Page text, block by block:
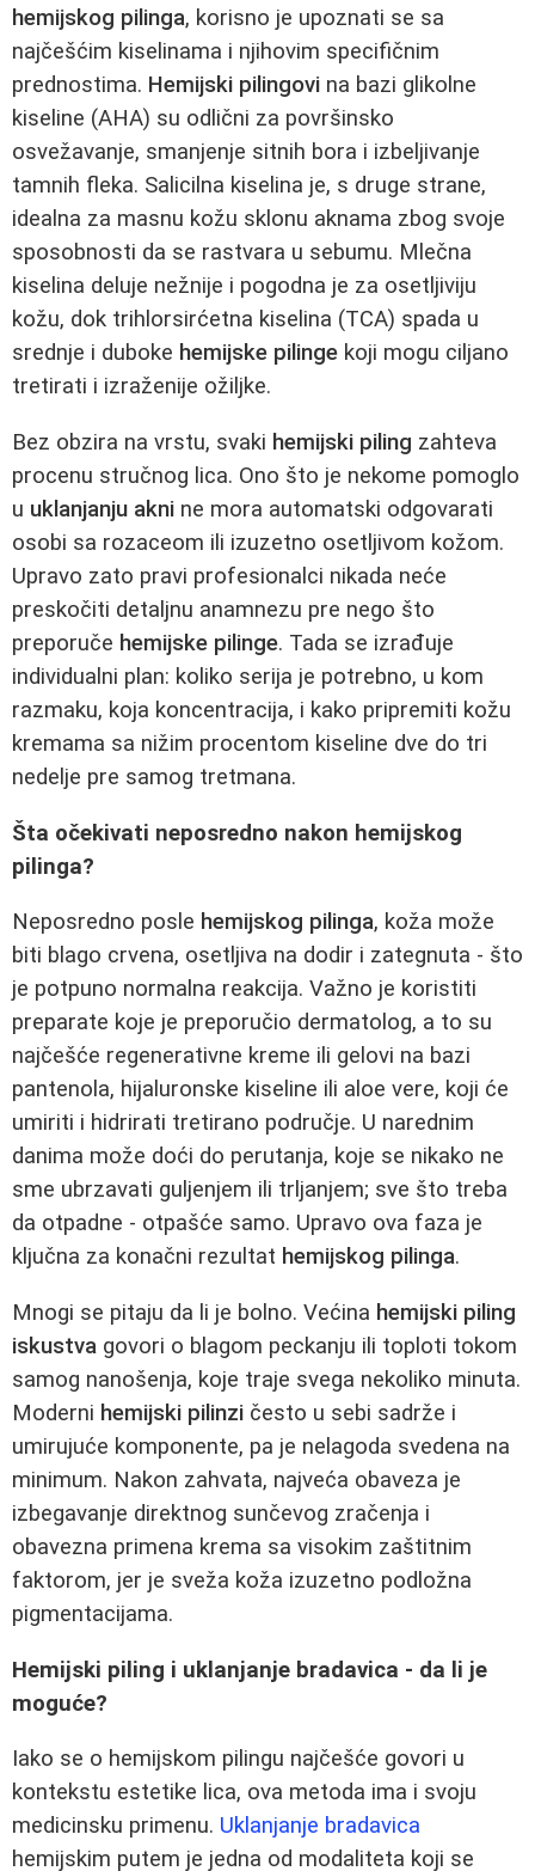
hemijskog pilinga, korisno je upoznati se sa
najčešćim kiselinama i njihovim specifičnim
prednostima. Hemijski pilingovi na bazi glikolne
kiseline (AHA) su odlični za površinsko
osvežavanje, smanjenje sitnih bora i izbeljivanje
tamnih fleka. Salicilna kiselina je, s druge strane,
idealna za masnu kožu sklonu aknama zbog svoje
sposobnosti da se rastvara u sebumu. Mlečna
kiselina deluje nežnije i pogodna je za osetljiviju
kožu, dok trihlorsirćetna kiselina (TCA) spada u
srednje i duboke hemijske pilinge koji mogu ciljano
tretirati i izraženije ožiljke.
Bez obzira na vrstu, svaki hemijski piling zahteva
procenu stručnog lica. Ono što je nekome pomoglo
u uklanjanju akni ne mora automatski odgovarati
osobi sa rozaceom ili izuzetno osetljivom kožom.
Upravo zato pravi profesionalci nikada neće
preskočiti detaljnu anamnezu pre nego što
preporuče hemijske pilinge. Tada se izrađuje
individualni plan: koliko serija je potrebno, u kom
razmaku, koja koncentracija, i kako pripremiti kožu
kremama sa nižim procentom kiseline dve do tri
nedelje pre samog tretmana.
Šta očekivati neposredno nakon hemijskog
pilinga?
Neposredno posle hemijskog pilinga, koža može
biti blago crvena, osetljiva na dodir i zategnuta - što
je potpuno normalna reakcija. Važno je koristiti
preparate koje je preporučio dermatolog, a to su
najčešće regenerativne kreme ili gelovi na bazi
pantenola, hijaluronske kiseline ili aloe vere, koji će
umiriti i hidrirati tretirano područje. U narednim
danima može doći do perutanja, koje se nikako ne
sme ubrzavati guljenjem ili trljanjem; sve što treba
da otpadne - otpašće samo. Upravo ova faza je
ključna za konačni rezultat hemijskog pilinga.
Mnogi se pitaju da li je bolno. Većina hemijski piling
iskustva govori o blagom peckanju ili toploti tokom
samog nanošenja, koje traje svega nekoliko minuta.
Moderni hemijski pilinzi često u sebi sadrže i
umirujuće komponente, pa je nelagoda svedena na
minimum. Nakon zahvata, najveća obaveza je
izbegavanje direktnog sunčevog zračenja i
obavezna primena krema sa visokim zaštitnim
faktorom, jer je sveža koža izuzetno podložna
pigmentacijama.
Hemijski piling i uklanjanje bradavica - da li je
moguće?
Iako se o hemijskom pilingu najčešće govori u
kontekstu estetike lica, ova metoda ima i svoju
medicinsku primenu. Uklanjanje bradavica
hemijskim putem je jedna od modaliteta koji se